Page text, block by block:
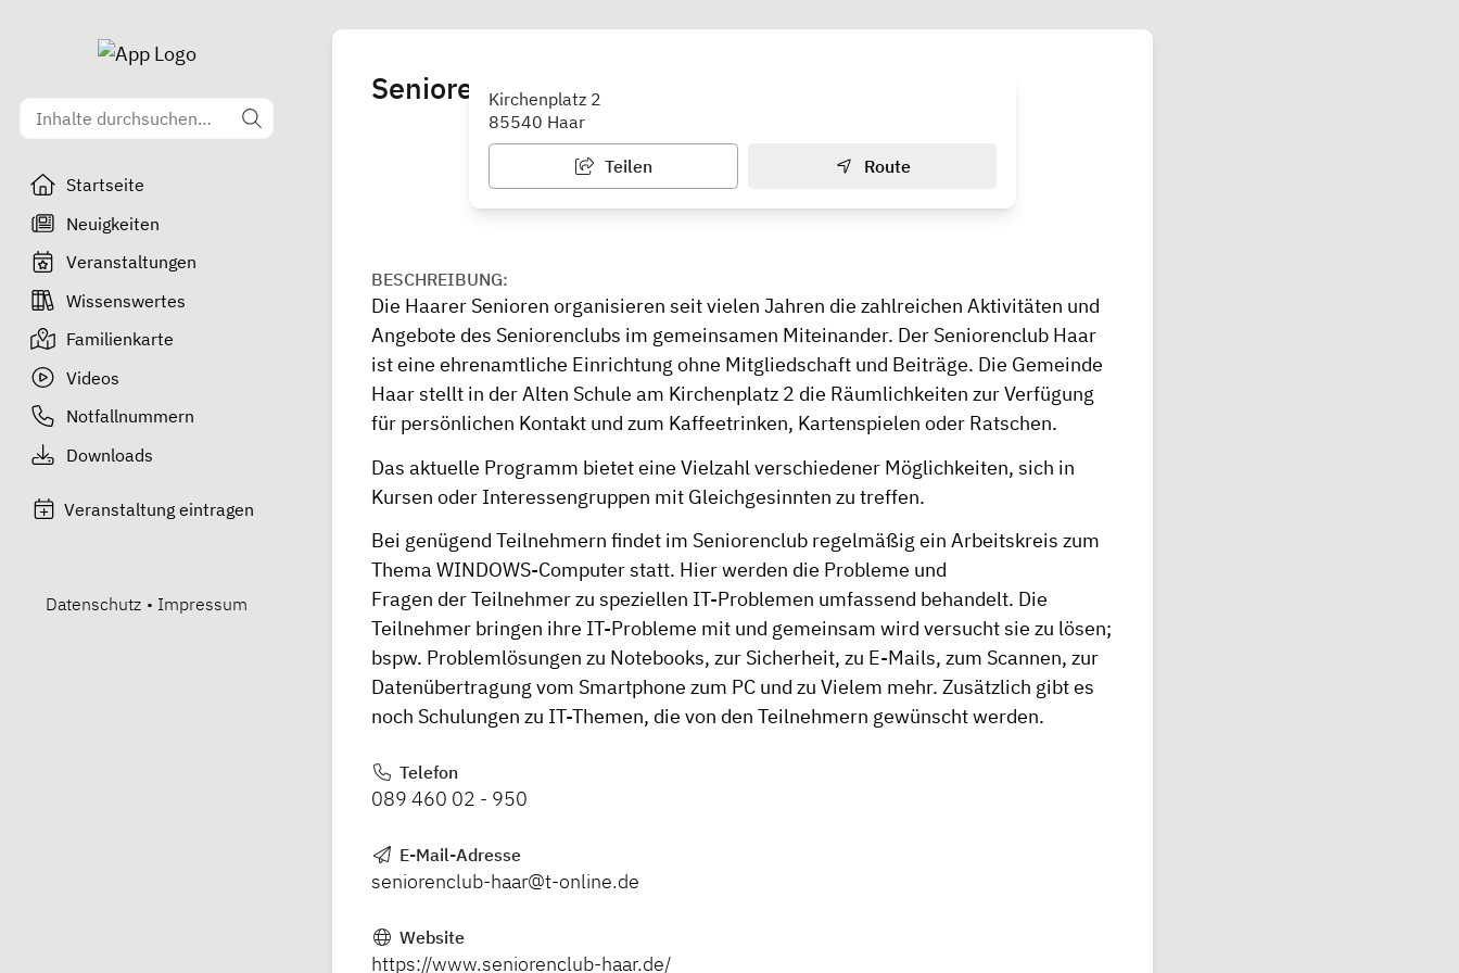
Startseite
Neuigkeiten
Veranstaltungen
Wissenswertes
Familienkarte
Videos
Notfallnummern
Downloads
Veranstaltung eintragen
Datenschutz • Impressum
Seniorenclub Haar e.V.
Kirchenplatz 2
85540 Haar
Teilen Route
BESCHREIBUNG:
Die Haarer Senioren organisieren seit vielen Jahren die zahlreichen Aktivitäten und
Angebote des Seniorenclubs im gemeinsamen Miteinander. Der Seniorenclub Haar
ist eine ehrenamtliche Einrichtung ohne Mitgliedschaft und Beiträge. Die Gemeinde
Haar stellt in der Alten Schule am Kirchenplatz 2 die Räumlichkeiten zur Verfügung
für persönlichen Kontakt und zum Kaffeetrinken, Kartenspielen oder Ratschen.
Das aktuelle Programm bietet eine Vielzahl verschiedener Möglichkeiten, sich in
Kursen oder Interessengruppen mit Gleichgesinnten zu treffen.
Bei genügend Teilnehmern findet im Seniorenclub regelmäßig ein Arbeitskreis zum
Thema WINDOWS-Computer statt. Hier werden die Probleme und
Fragen der Teilnehmer zu speziellen IT-Problemen umfassend behandelt. Die
Teilnehmer bringen ihre IT-Probleme mit und gemeinsam wird versucht sie zu lösen;
bspw. Problemlösungen zu Notebooks, zur Sicherheit, zu E-Mails, zum Scannen, zur
Datenübertragung vom Smartphone zum PC und zu Vielem mehr. Zusätzlich gibt es
noch Schulungen zu IT-Themen, die von den Teilnehmern gewünscht werden.
Telefon
089 460 02 - 950
E-Mail-Adresse
seniorenclub-haar@t-online.de
Website
https://www.seniorenclub-haar.de/